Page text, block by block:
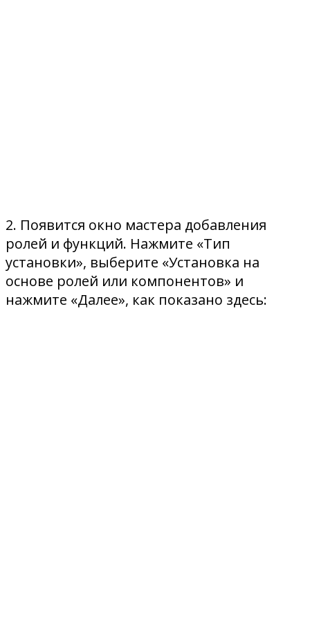
2. Появится окно мастера добавления
ролей и функций. Нажмите «Тип
установки», выберите «Установка на
основе ролей или компонентов» и
нажмите «Далее», как показано здесь: